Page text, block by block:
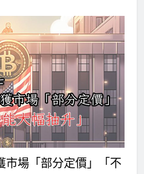
市場「部分定價」「不